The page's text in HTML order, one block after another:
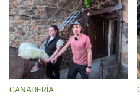
GANADERÍA